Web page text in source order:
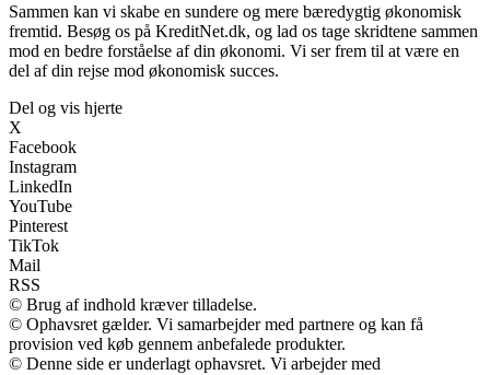
Sammen kan vi skabe en sundere og mere bæredygtig økonomisk
fremtid. Besøg os på KreditNet.dk, og lad os tage skridtene sammen
mod en bedre forståelse af din økonomi. Vi ser frem til at være en
del af din rejse mod økonomisk succes.
Del og vis hjerte
X
Facebook
Instagram
LinkedIn
YouTube
Pinterest
TikTok
Mail
RSS
© Brug af indhold kræver tilladelse.
© Ophavsret gælder. Vi samarbejder med partnere og kan få
provision ved køb gennem anbefalede produkter.
© Denne side er underlagt ophavsret. Vi arbejder med